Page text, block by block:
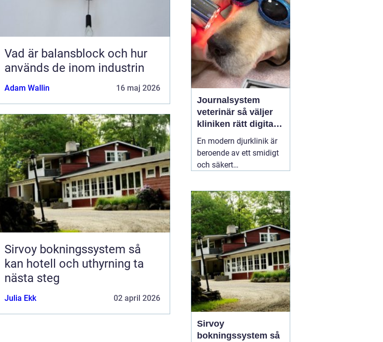
Vad är balansblock och hur
används de inom industrin
Adam Wallin 16 maj 2026
Sirvoy bokningssystem så
kan hotell och uthyrning ta
nästa steg
Julia Ekk 02 april 2026
Journalsystem
veterinär så väljer
kliniken rätt digitalt
stöd
En modern djurklinik är
beroende av ett smidigt
och säkert
fungerande digitalt flöde
blir vardagen snabbt
rörig: dubbelbokningar,
svåröverskådliga
journaler och onödigt
administrativt arbete. Ett
03 april 2026
Sirvoy
bokningssystem så